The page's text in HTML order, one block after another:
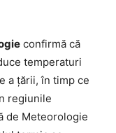
confirmă că
temperaturi
a țării, în timp ce
regiunile
de Meteorologie